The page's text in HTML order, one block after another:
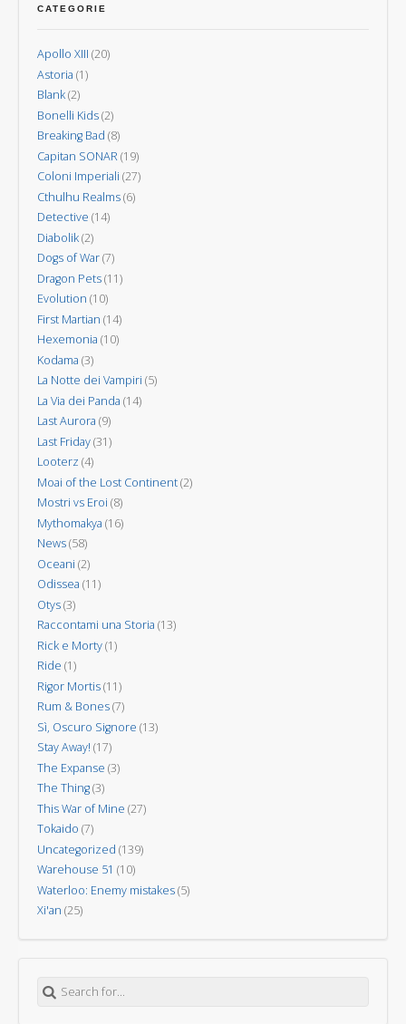
Aurora
CATEGORIE
Apollo XIII (20)
Astoria (1)
Blank(2)
Bonelli Kids(2)
Breaking Bad (8)
Capitan SONAR(19)
Coloni Imperiali (27)
Cthulhu Realms(6)
Detective (14)
Diabolik(2)
Dogs of War(7)
Dragon Pets(11)
Evolution (10)
First Martian (14)
Hexemonia (10)
Kodama (3)
La Notte dei Vampiri (5)
La Via dei Panda (14)
Last Aurora (9)
Last Friday(31)
Looterz (4)
Moai of the Lost Continent(2)
Mostri vs Eroi (8)
Mythomakya (16)
News(58)
Oceani (2)
Odissea (11)
Otys(3)
Raccontami una Storia (13)
Rick e Morty(1)
Ride (1)
Rigor Mortis(11)
Rum & Bones(7)
Sì, Oscuro Signore (13)
Stay Away! (17)
The Expanse (3)
The Thing(3)
This War of Mine (27)
Tokaido (7)
Uncategorized (139)
Warehouse 51 (10)
Waterloo: Enemy mistakes(5)
Xi'an (25)